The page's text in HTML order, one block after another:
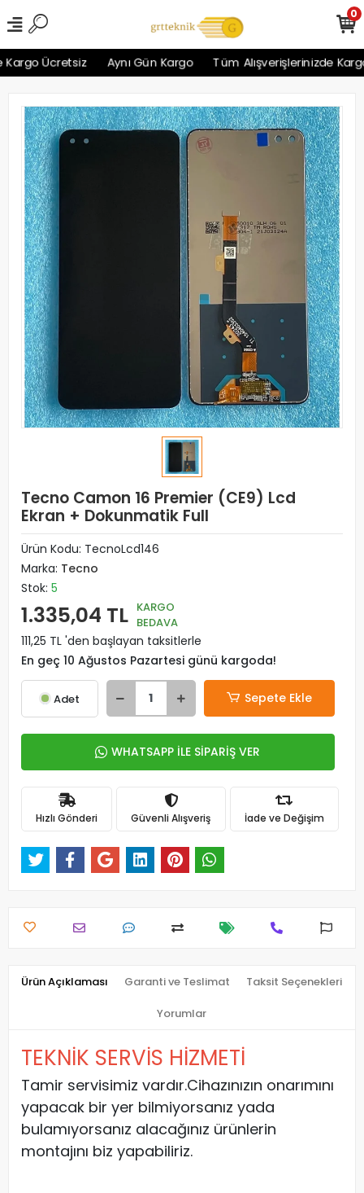
Ücretsiz Aynı Gün Kargo Tüm Alışverişlerinizde Kargo
0
Tecno Camon 16 Premier (CE9) Lcd
Ekran + Dokunmatik Full
Ürün Kodu: TecnoLcd146
Marka: Tecno
Stok: 5
1.335,04 TL KARGO
BEDAVA
111,25 TL 'den başlayan taksitlerle
En geç 10 Ağustos Pazartesi günü kargoda!
Adet Sepete Ekle
WHATSAPP İLE SİPARİŞ VER
Hızlı Gönderi Güvenli Alışveriş İade ve Değişim
Ürün Açıklaması Garanti ve Teslimat Taksit Seçenekleri
Yorumlar
TEKNİK SERVİS HİZMETİ
Tamir servisimiz vardır.Cihazınızın onarımını
yapacak bir yer bilmiyorsanız yada
bulamıyorsanız alacağınız ürünlerin
montajını biz yapabiliriz.